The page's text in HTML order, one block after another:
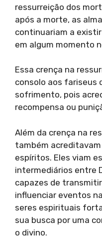
ressurreição dos
após a morte, as
continuariam a
em algum momento
Essa crença na
consolo aos fariseus
sofrimento, pois
recompensa ou
Além da crença na
também
espíritos. Eles viam
intermediários entre
capazes de
influenciar eventos
seres espirituais
sua busca por uma
o divino.